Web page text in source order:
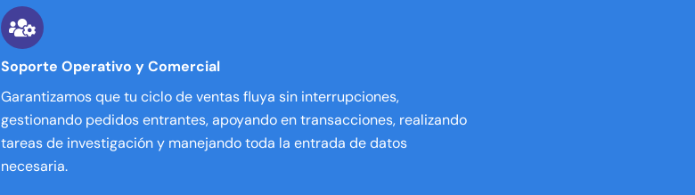
Soporte Operativo y Comercial
Garantizamos que tu ciclo de ventas fluya sin interrupciones,
gestionando pedidos entrantes, apoyando en transacciones, realizando
tareas de investigación y manejando toda la entrada de datos
necesaria.